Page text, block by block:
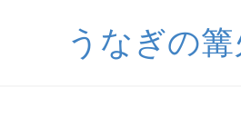
うなぎの